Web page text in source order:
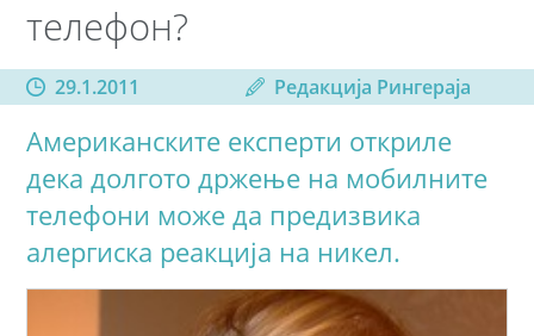
телефон?
29.1.2011 Редакција Рингераја
Американските експерти откриле
дека долгото држење на мобилните
телефони може да предизвика
алергиска реакција на никел.